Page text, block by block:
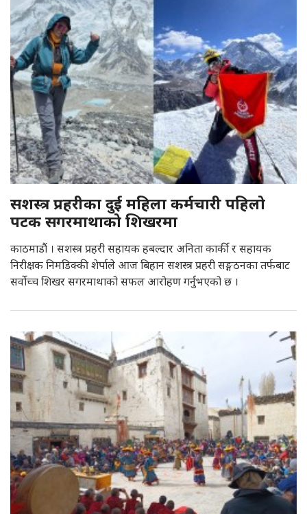
सशस्त्र प्रहरीका दुई महिला कर्मचारी पहिलो
पटक सगरमाथाको शिखरमा
काठमाडौं । सशस्त्र प्रहरी सहायक हबल्दार अनिता कार्की र सहायक
निरीक्षक निमडिक्की शेर्पाले आज बिहान सशस्त्र प्रहरी सङ्गठनका तर्फबाट
सर्वोच्च शिखर सगरमाथाको सफल आरोहण गर्नुभएको छ ।